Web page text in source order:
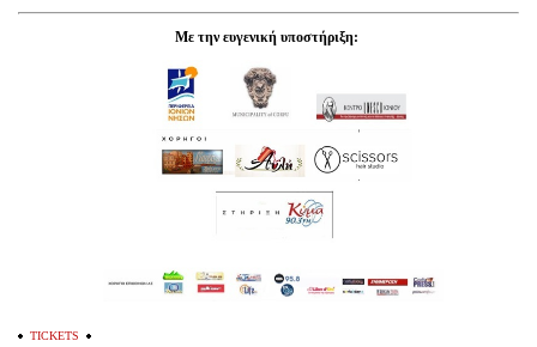
Με την ευγενική υποστήριξη:
TICKETS